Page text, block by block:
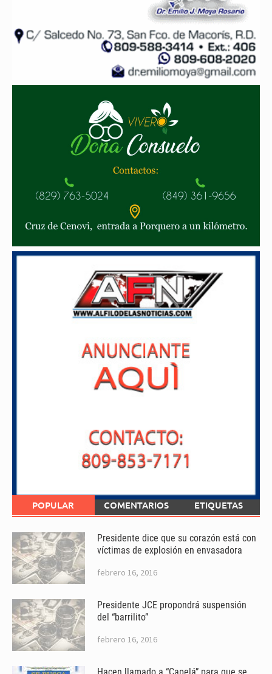
POPULAR COMENTARIOS ETIQUETAS
Presidente dice que su corazón está con
víctimas de explosión en envasadora
febrero 16, 2016
Presidente JCE propondrá suspensión
del “barrilito”
febrero 16, 2016